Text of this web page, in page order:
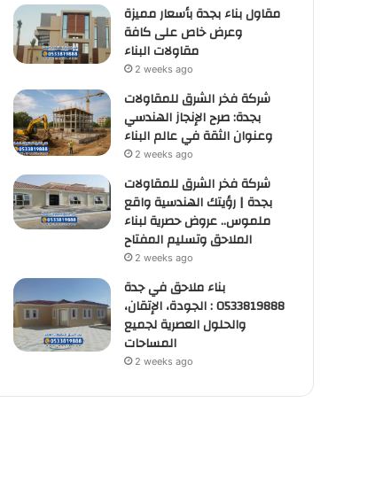
مقاول بناء بجدة بأسعار مميزة
وعرض خاص على كافة
مقاولات البناء
2 weeks ago
شركة فخر الشرق للمقاولات
بجدة: صرح الإنجاز الهندسي
وعنوان الثقة في عالم البناء
2 weeks ago
شركة فخر الشرق للمقاولات
بجدة | رؤيتك الهندسية واقع
ملموس.. عروض حصرية لبناء
الملاحق وتسليم المفتاح
2 weeks ago
بناء ملاحق في جدة
0533819888 : الجودة، الإتقان،
والحلول العصرية لجميع
المساحات
2 weeks ago